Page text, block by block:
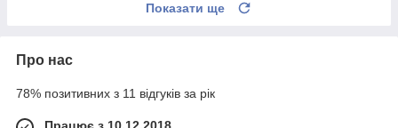
Показати ще
Про нас
78% позитивних з 11 відгуків за рік